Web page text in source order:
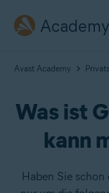
Academy
Avast Academy
Was ist
kann
Haben Sie schon